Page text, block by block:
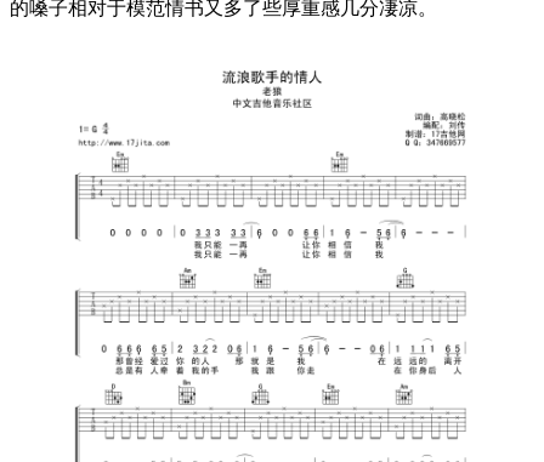
的嗓子相对于模范情书又多了些厚重感几分凄凉。